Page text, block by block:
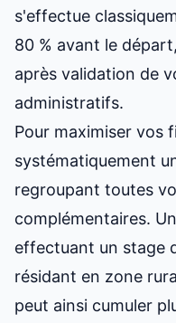
s'effectue
80 % avant le
après validation de
administratifs.
Pour maximiser vos
systématiquement
regroupant toutes
complémentaires.
effectuant un stage
résidant en zone
peut ainsi cumuler